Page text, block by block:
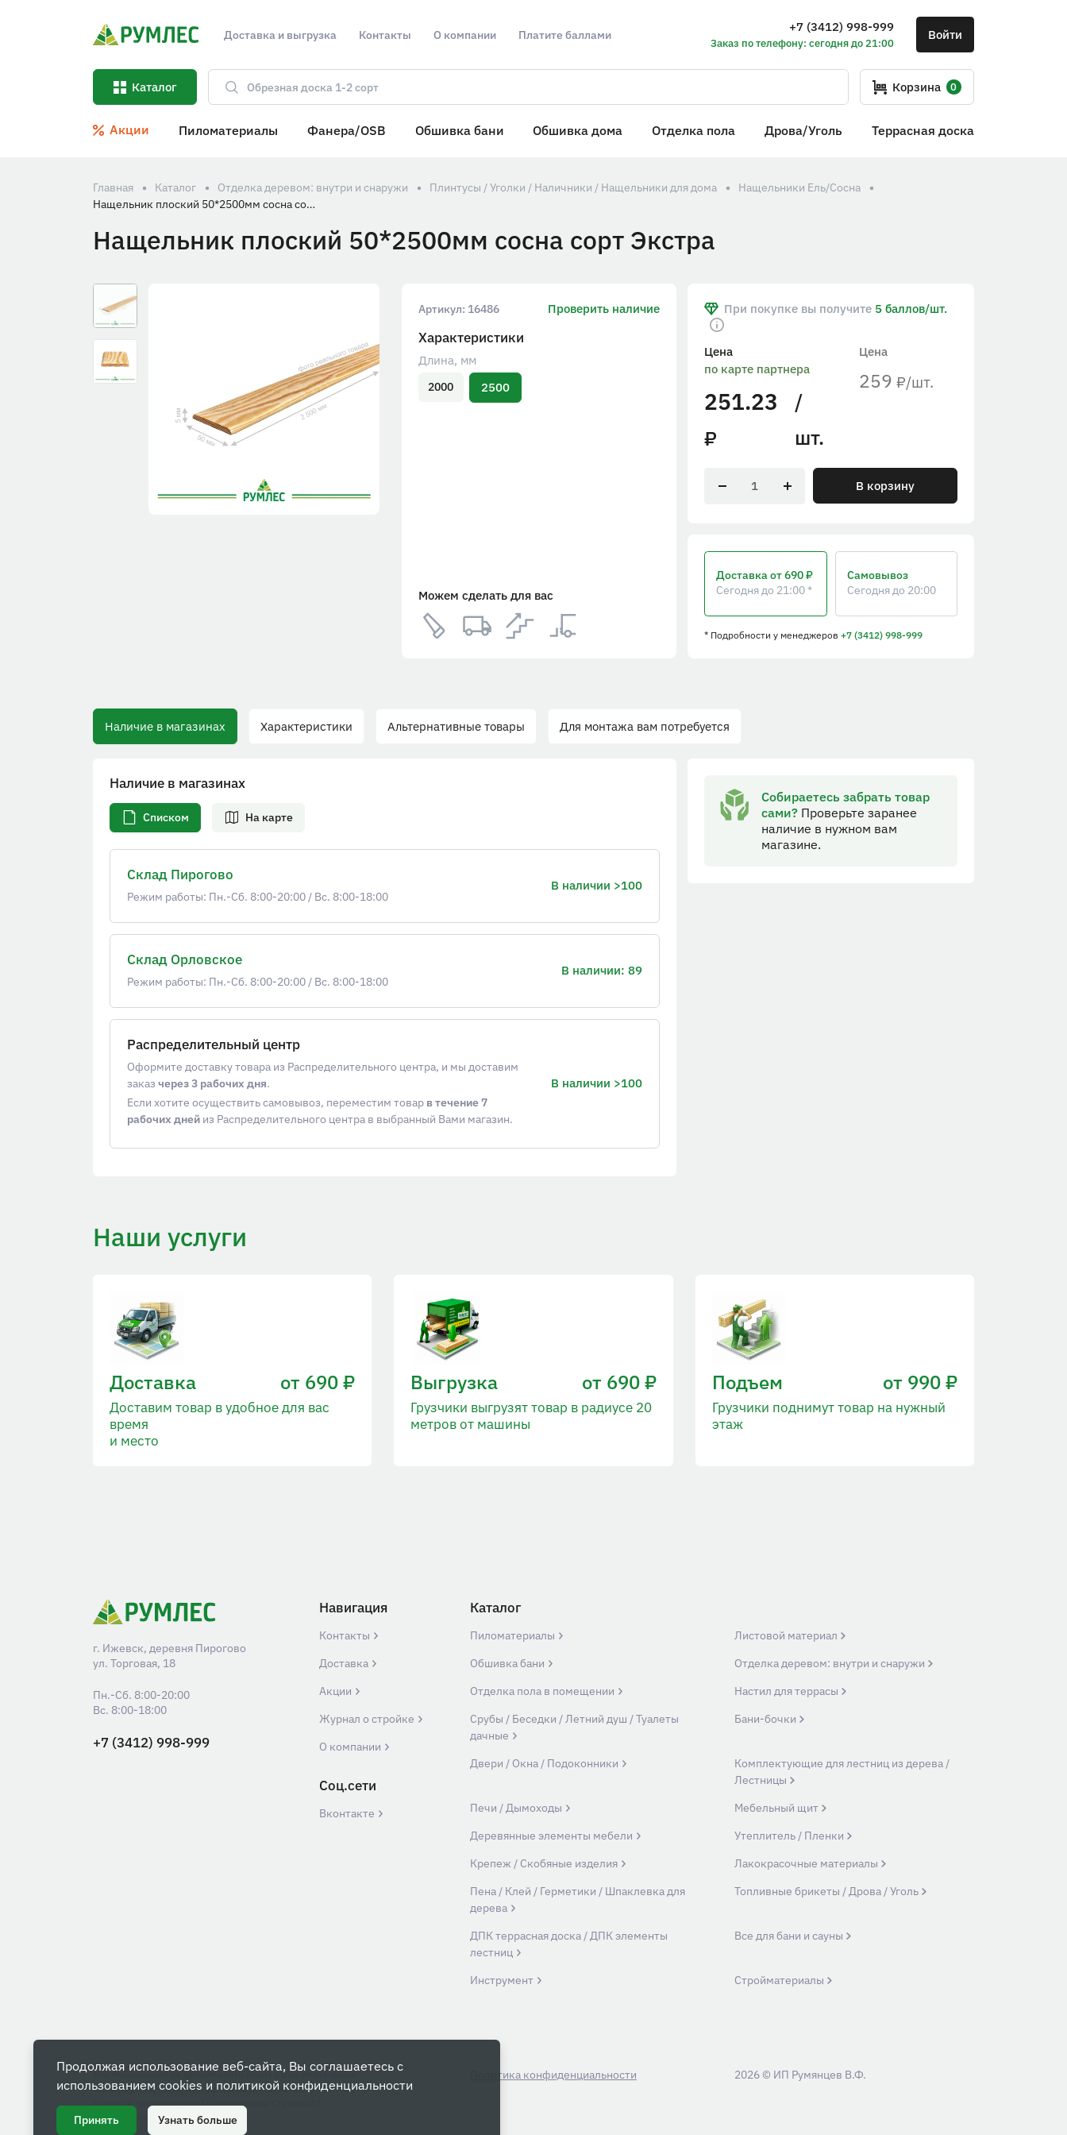
Доставка и выгрузка Контакты О компании Платите баллами
+7 (3412) 998-999
Заказ по телефону: сегодня до 21:00
Войти
Каталог Корзина 0
Акции Пиломатериалы Фанера/OSB Обшивка бани Обшивка дома Отделка пола Дрова/Уголь Террасная доска
Главная Каталог Отделка деревом: внутри и снаружи Плинтусы / Уголки / Наличники / Нащельники для дома
Нащельники Ель/Сосна
Нащельник плоский 50*2500мм сосна сорт Экстра
Нащельник плоский 50*2500мм сосна сорт Экстра
Артикул: 16486 Проверить наличие
Характеристики
Длина, мм
2000 2500
Можем сделать для вас
При покупке вы получите 5 баллов/шт.
Цена
259 ₽/шт.
Цена
по карте партнера
251.23
₽
/
шт.
В корзину
Доставкаот 690 ₽
Сегодня до 21:00 *
Самовывоз
Сегодня до 20:00
* Подробностиу менеджеров+7 (3412) 998-999
Наличие в магазинах Характеристики Альтернативные товары Для монтажа вам потребуется
Наличие в магазинах
Списком На карте
Склад Пирогово
Режим работы: Пн.-Сб. 8:00-20:00 / Вс. 8:00-18:00
В наличии >100
Склад Орловское
Режим работы: Пн.-Сб. 8:00-20:00 / Вс. 8:00-18:00
В наличии: 89
Распределительный центр
Оформите доставку товара из Распределительного центра, и мы доставим
заказ через 3 рабочих дня.
Если хотите осуществить самовывоз, переместим товар в течение 7
рабочих дней из Распределительного центра в выбранный Вами магазин.
В наличии >100
Собираетесь забрать товар
сами?Проверьте заранее
наличие в нужном вам
магазине.
Наши услуги
Доставка от 690 ₽
Доставим товар в удобное для вас
время
и место
Выгрузка от 690 ₽
Грузчики выгрузят товар в радиусе 20
метров от машины
Подъем от 990 ₽
Грузчики поднимут товар на нужный
этаж
г. Ижевск, деревня Пирогово
ул. Торговая, 18
+7 (3412) 998-999
Пн.-Сб. 8:00-20:00
Вс. 8:00-18:00
Навигация
Контакты
Доставка
Акции
Журнал о стройке
О компании
Соц.сети
Вконтакте
Каталог
Пиломатериалы
Листовой материал
Обшивка бани
Отделка деревом: внутри и снаружи
Отделка пола в помещении
Настил для террасы
Срубы / Беседки / Летний душ / Туалеты
дачные
Бани-бочки
Двери / Окна / Подоконники
Комплектующие для лестниц из дерева /
Лестницы
Печи / Дымоходы
Мебельный щит
Деревянные элементы мебели
Утеплитель / Пленки
Крепеж / Скобяные изделия
Лакокрасочные материалы
Пена / Клей / Герметики / Шпаклевка для
дерева
Топливные брикеты / Дрова / Уголь
ДПК террасная доска / ДПК элементы
лестниц
Все для бани и сауны
Инструмент Стройматериалы
Вся информация на данном сайте носит ознакомительный
характер и ни при каких условиях не является публичной
офертой, определяемой положениями Статьи 437
Гражданского кодекса РФ.
Политика конфиденциальности 2026 © ИП Румянцев В.Ф.
Продолжая использование веб-сайта, Вы соглашаетесь с
использованием cookies и политикой конфиденциальности
Принять Узнать больше